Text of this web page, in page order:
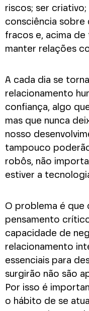
riscos; ser
consciência sobre
fracos e, acima
manter relações
A cada dia se
relacionamento
confiança, algo
mas que nunca
nosso
tampouco
robôs, não
estiver a
O problema é
pensamento
capacidade de
relacionamento
essenciais para
surgirão não são
Por isso é
o hábito de se